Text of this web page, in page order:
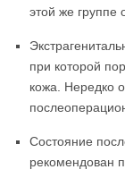
этой же группе
при которой
кожа. Нередко
Состояние
рекомендован